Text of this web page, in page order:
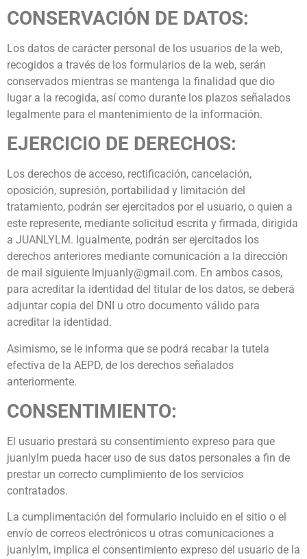
CONSERVACIÓN DE DATOS:
Los datos de carácter personal de los usuarios de la web,
recogidos a través de los formularios de la web, serán
conservados mientras se mantenga la finalidad que dio
lugar a la recogida, así como durante los plazos señalados
legalmente para el mantenimiento de la información.
EJERCICIO DE DERECHOS:
Los derechos de acceso, rectificación, cancelación,
oposición, supresión, portabilidad y limitación del
tratamiento, podrán ser ejercitados por el usuario, o quien a
este represente, mediante solicitud escrita y firmada, dirigida
a JUANLYLM. Igualmente, podrán ser ejercitados los
derechos anteriores mediante comunicación a la dirección
de mail siguiente lmjuanly@gmail.com. En ambos casos,
para acreditar la identidad del titular de los datos, se deberá
adjuntar copia del DNI u otro documento válido para
acreditar la identidad.
Asimismo, se le informa que se podrá recabar la tutela
efectiva de la AEPD, de los derechos señalados
anteriormente.
CONSENTIMIENTO:
El usuario prestará su consentimiento expreso para que
juanlylm pueda hacer uso de sus datos personales a fin de
prestar un correcto cumplimiento de los servicios
contratados.
La cumplimentación del formulario incluido en el sitio o el
envío de correos electrónicos u otras comunicaciones a
juanlylm, implica el consentimiento expreso del usuario de la